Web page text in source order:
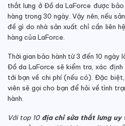
thắt lưng ở Đồ da LaForce được
hàng trong 30 ngày. Vậy nên, nếu
đề gì do nhà sản xuất chỉ cần liên
hàng của LaForce.
Thời gian bảo hành từ 3 đến 10 ngày
Đồ da LaForce sẽ kiểm tra, xác định
tới bạn về chi phí (nếu có). Đặc biệt,
viên sẽ gọi cho bạn để hỏi về tình
hành.
Với top 10 địa chỉ sửa thắt lưng uy